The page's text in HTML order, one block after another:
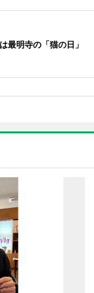
最明寺の「猫の日」